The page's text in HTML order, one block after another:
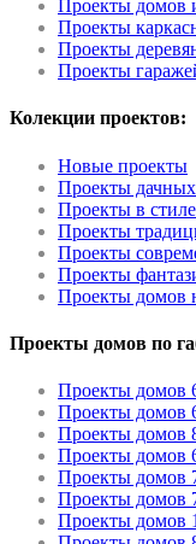
Проекты домов
Проекты
Проекты
Проекты
Колекции проектов:
Новые проекты
Проекты
Проекты в
Проекты
Проекты
Проекты
Проекты домов
Проекты домов по
Проекты домов
Проекты домов
Проекты домов
Проекты домов
Проекты домов
Проекты домов
Проекты домов